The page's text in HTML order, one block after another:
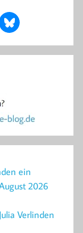
ein
2026
Verlinden